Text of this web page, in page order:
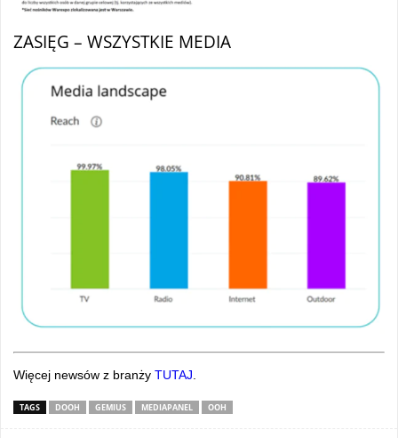
ZASIĘG – WSZYSTKIE MEDIA
Więcej newsów z branży TUTAJ
TAGS DOOH GEMIUS MEDIAPANEL OOH